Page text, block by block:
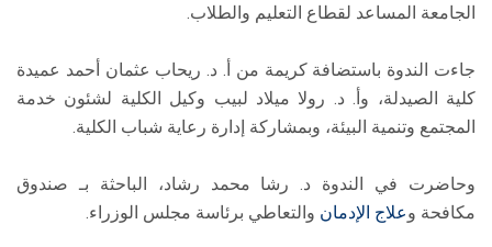
الجامعة المساعد لقطاع التعليم والطلاب.
جاءت الندوة باستضافة كريمة من أ. د. ريحاب عثمان أحمد عميدة
كلية الصيدلة، وأ. د. رولا ميلاد لبيب وكيل الكلية لشئون خدمة
المجتمع وتنمية البيئة، وبمشاركة إدارة رعاية شباب الكلية.
وحاضرت في الندوة د. رشا محمد رشاد، الباحثة بـ صندوق
مكافحة وعلاج الإدمان والتعاطي برئاسة مجلس الوزراء.